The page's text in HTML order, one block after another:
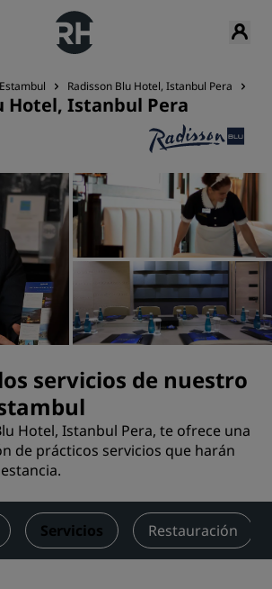
Estambul Radisson Blu Hotel, Istanbul Pera
Hotel, Istanbul Pera
servicios de nuestro
Hotel, Istanbul Pera, te ofrece una
de prácticos servicios que harán
Servicios Restauración